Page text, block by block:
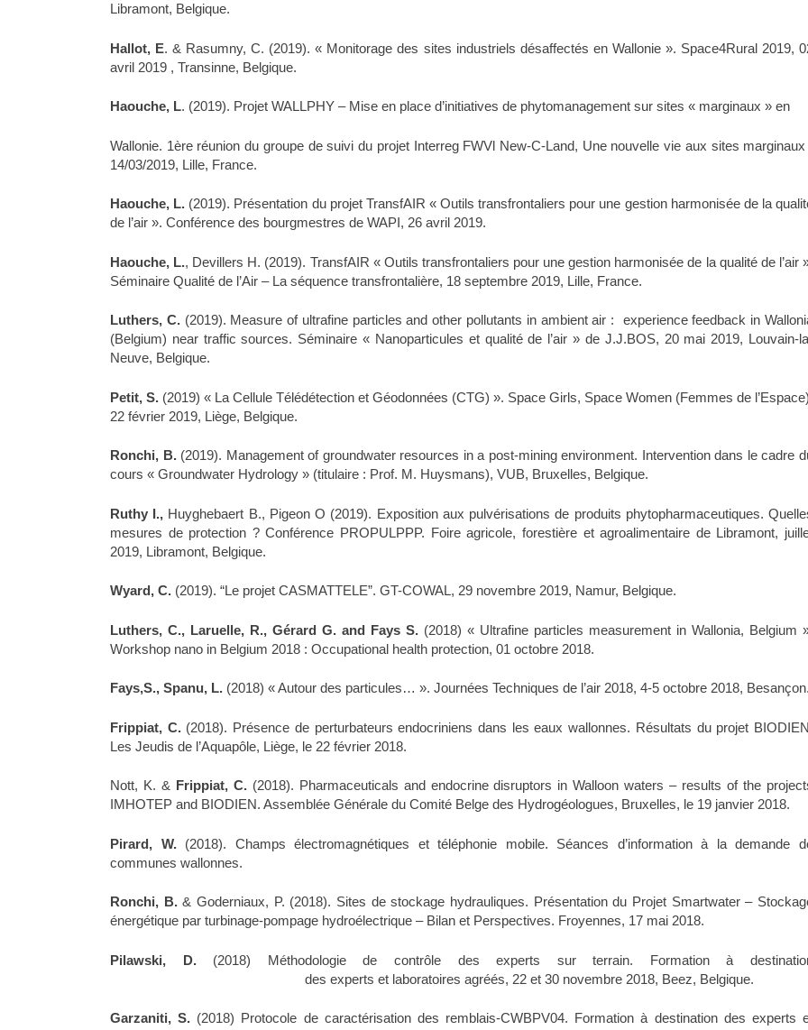
Libramont, Belgique.
Hallot, E. & Rasumny, C. (2019). « Monitorage des sites industriels désaffectés en Wallonie ». Space4Rural 2019,
avril 2019 , Transinne, Belgique.
Haouche, L. (2019). Projet WALLPHY – Mise en place d’initiatives de phytomanagement sur sites « marginaux » en
Wallonie. 1ère réunion du groupe de suivi du projet Interreg FWVl New-C-Land, Une nouvelle vie aux sites marginaux
14/03/2019, Lille, France.
Haouche, L. (2019). Présentation du projet TransfAIR « Outils transfrontaliers pour une gestion harmonisée de la
de l’air ». Conférence des bourgmestres de WAPI, 26 avril 2019.
Haouche, L., Devillers H. (2019). TransfAIR « Outils transfrontaliers pour une gestion harmonisée de la qualité de l’air
Séminaire Qualité de l’Air – La séquence transfrontalière, 18 septembre 2019, Lille, France.
Luthers, C.(2019). Measure of ultrafine particles and other pollutants in ambient air : experience feedback in
(Belgium) near traffic sources. Séminaire « Nanoparticules et qualité de l’air » de J.J.BOS, 20 mai 2019, Louvain-
Neuve, Belgique.
Petit, S. (2019) « La Cellule Télédétection et Géodonnées (CTG) ». Space Girls, Space Women (Femmes de
22 février 2019, Liège, Belgique.
Ronchi, B.(2019). Management of groundwater resources in a post-mining environment. Intervention dans le cadre
cours « Groundwater Hydrology » (titulaire : Prof. M. Huysmans), VUB, Bruxelles, Belgique.
Ruthy I., Huyghebaert B., Pigeon O (2019). Exposition aux pulvérisations de produits phytopharmaceutiques.
mesures de protection ? Conférence PROPULPPP. Foire agricole, forestière et agroalimentaire de Libramont,
2019, Libramont, Belgique.
Wyard, C. (2019). “Le projet CASMATTELE”. GT-COWAL, 29 novembre 2019, Namur, Belgique.
Luthers, C., Laruelle, R., Gérard G. and Fays S. (2018) « Ultrafine particles measurement in Wallonia, Belgium
Workshop nano in Belgium 2018 : Occupational health protection, 01 octobre 2018.
Fays,S., Spanu, L. (2018) « Autour des particules… ». Journées Techniques de l’air 2018, 4-5 octobre 2018, Besançon.
Frippiat, C.(2018). Présence de perturbateurs endocriniens dans les eaux wallonnes. Résultats du projet
Les Jeudis de l’Aquapôle, Liège, le 22 février 2018.
Nott, K. & Frippiat, C.(2018). Pharmaceuticals and endocrine disruptors in Walloon waters – results of the
IMHOTEP and BIODIEN. Assemblée Générale du Comité Belge des Hydrogéologues, Bruxelles, le 19 janvier 2018.
Pirard, W.(2018). Champs électromagnétiques et téléphonie mobile. Séances d’information à la demande
communes wallonnes.
Ronchi, B.& Goderniaux, P. (2018). Sites de stockage hydrauliques. Présentation du Projet Smartwater –
énergétique par turbinage-pompage hydroélectrique – Bilan et Perspectives. Froyennes, 17 mai 2018.
Pilawski, D.(2018) Méthodologie de contrôle des experts sur terrain. Formation à
des experts et laboratoires agréés, 22 et 30 novembre 2018, Beez, Belgique.
Garzaniti, S. (2018) Protocole de caractérisation des remblais-CWBPV04. Formation à destination des experts